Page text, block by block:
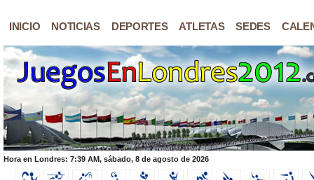
INICIO NOTICIAS DEPORTES ATLETAS SEDES
Hora en Londres: 7:39 AM, sábado, 8 de agosto de 2026